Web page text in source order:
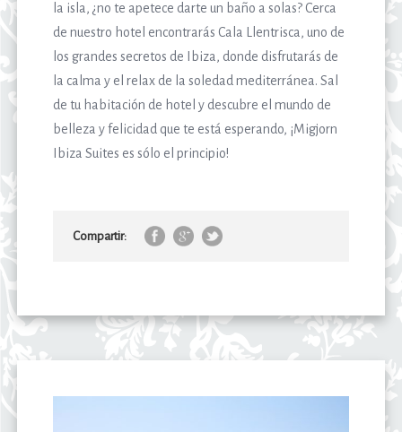
la isla, ¿no te apetece darte un baño a solas? Cerca
de nuestro hotel encontrarás Cala Llentrisca, uno de
los grandes secretos de Ibiza, donde disfrutarás de
la calma y el relax de la soledad mediterránea. Sal
de tu habitación de hotel y descubre el mundo de
belleza y felicidad que te está esperando, ¡Migjorn
Ibiza Suites es sólo el principio!
Compartir: